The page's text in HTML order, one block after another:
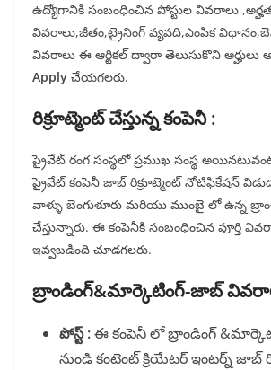
ఉద్యోగానికి సంబంధించిన పోస్టుల వివరాలు
వివరాలు,జీతం,ట్రైనింగ్ వ్యవది,ఎంపిక
వివరాలు ఈ ఆర్టికల్ ద్వారా తెలుసుకొని
Apply చేయగలరు.
రిక్రూట్మెంట్ చేస్తున్న కంపెనీ :
ప్రైవేట్ రంగ సంస్థలో ప్రముఖ సంస్థ
ప్రైవేట్ కంపెనీ జాబ్ రిక్రూట్మెంట్ నోటిఫికేషన్
వాళ్ళు బెంగుళూరు మరియు ముంబై లో ఉన్న
చేస్తున్నారు. ఈ కంపెనీకి సంబంధించిన పూర్తి
ఇవ్వబడింది చూడగలరు.
బ్రాండింగ్&మార్కెటింగ్-జాబ్
పోస్ట్ :ఈ కంపెనీ లో బ్రాండింగ్
నుండి కంటెంట్ క్రియేటర్ ఇంటర్న్ జాబ్